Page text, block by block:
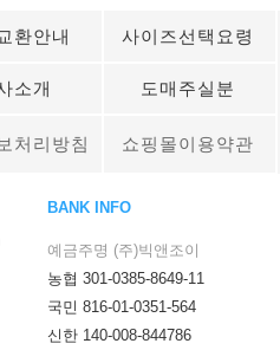
환안내 사이즈선택요령
소개 도매주실분
처리방침 쇼핑몰이용약관
BANK INFO
예금주명 (주)빅앤조이
농협 301-0385-8649-11
국민 816-01-0351-564
신한 140-008-844786